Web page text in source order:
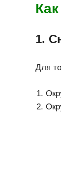
1.
Для